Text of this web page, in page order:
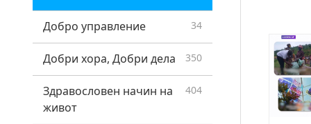
Важни съобщения
24
Добро управление 34
Добри хора, Добри дела 350
Здравословен начин на
живот
404